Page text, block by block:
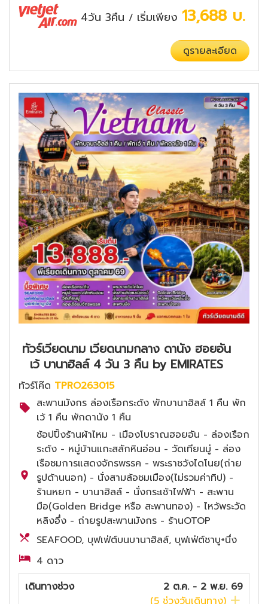
4วัน 3คืน / เริ่มเพียง 13,688 บ.
ดูรายละเอียด
ทัวร์เวียดนาม เวียดนามกลาง ดานัง ฮอยอัน
เว้ บานาฮิลล์ 4 วัน 3 คืน by EMIRATES
ทัวร์โค๊ด TPRO263015
สะพานมังกร ล่องเรือกระด้ง พักบานาฮิลล์ 1 คืน พัก
เว้ 1 คืน พักดานัง 1 คืน
ช้อปปิ้งร้านผ้าไหม - เมืองโบราณฮอยอัน - ล่องเรือก
ระด้ง - หมู่บ้านแกะสลักหินอ่อน - วัดเทียนมู่ - ล่อง
เรือชมการแสดงจักรพรรค - พระราชวังไดโนย(ถ่าย
รูปด้านนอก) - นั่งสามล้อชมเมือง(ไม่รวมค่าทิป) -
ร้านหยก - บานาฮิลล์ - นั่งกระเช้าไฟฟ้า - สะพาน
มือ(Golden Bridge หรือ สะพานทอง) - ไหว้พระวัด
หลิงอึ๋ง - ถ่ายรูปสะพานมังกร - ร้านOTOP
SEAFOOD, บุฟเฟ่ต์บนบานาฮิลล์, บุฟเฟ่ต์ชาบู+นึ่ง
4 ดาว
เดินทางช่วง
2 ต.ค. - 2 พ.ย. 69
(5 ช่วงวันเดินทาง)